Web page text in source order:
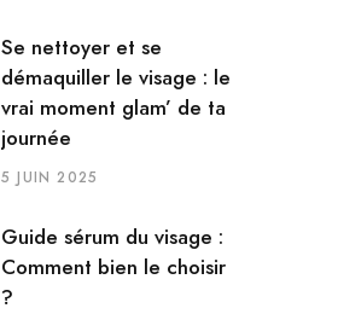
Se nettoyer et se
démaquiller le visage : le
vrai moment glam’ de ta
journée
5 JUIN 2025
Guide sérum du visage :
Comment bien le choisir
?